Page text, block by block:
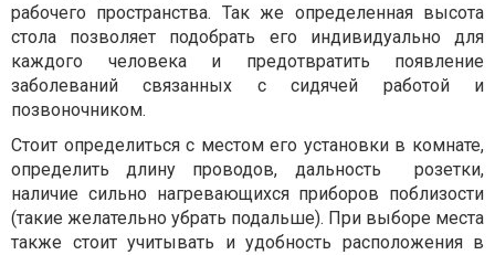
рабочего пространства. Так же определенная высота
стола позволяет подобрать его индивидуально для
каждого человека и предотвратить появление
заболеваний связанных с сидячей работой и
позвоночником.
Стоит определиться с местом его установки в комнате,
определить длину проводов, дальность розетки,
наличие сильно нагревающихся приборов поблизости
(такие желательно убрать подальше). При выборе места
также стоит учитывать и удобность расположения в